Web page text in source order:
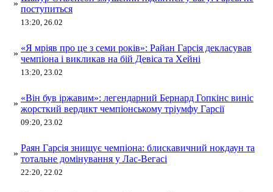
»
поступиться
13:20, 26.02
»
«Я мріяв про це з семи років»: Райан Гарсія декласував
чемпіона і викликав на бій Девіса та Хейні
13:20, 23.02
»
«Він був іржавим»: легендарний Бернард Гопкінс виніс
жорсткий вердикт чемпіонському тріумфу Гарсії
09:20, 23.02
»
Раян Гарсія знищує чемпіона: блискавичний нокдаун та
тотальне домінування у Лас-Вегасі
22:20, 22.02